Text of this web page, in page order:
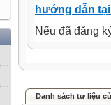
hướng dẫn
Nếu đã đăng
Danh sách tư liệu